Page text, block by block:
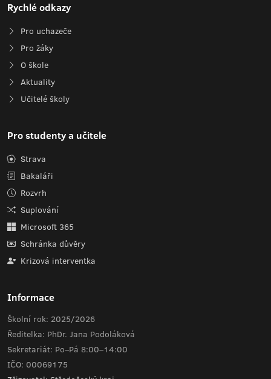
Rychlé odkazy
Pro uchazeče
Pro žáky
O škole
Aktuality
Učitelé školy
Pro studenty a učitele
Strava
Bakaláři
Rozvrh
Suplování
Microsoft 365
Schránka důvěry
Krizová interventka
Informace
Školní rok: 2025/2026
Ředitelka: PhDr. Jana Podoláková
Sekretariát: Po–Pá 8:00–14:00
IČO: 00069175